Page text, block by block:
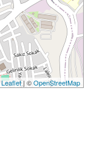
Leaflet| ©OpenStreetMap